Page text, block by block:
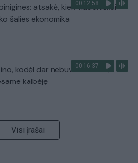
00:12:58
atsakė, kiek vidutiniškai
šalies ekonomika
00:16:37
kodėl dar nebuvo Koalicinės
kalbėję
Visi įrašai